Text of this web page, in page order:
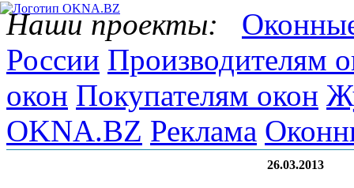
Наши проекты:
России Производителям
окон Покупателям окон
OKNA.BZ Реклама
26.03.2013